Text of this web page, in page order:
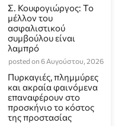
Σ. Κουφογιώργος: To
μέλλον του
ασφαλιστικού
συμβούλου είναι
λαμπρό
posted on 6 Αυγούστου, 2026
Πυρκαγιές, πλημμύρες
και ακραία φαινόμενα
επαναφέρουν στο
προσκήνιο το κόστος
της προστασίας